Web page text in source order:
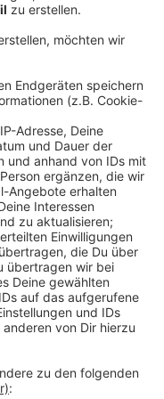
dieses Mal
- trotz Corona. Es
Gruppen und mit
sei
vor allem
gebe es
kommt dabei
das selbständig
Wer beim
sich anmelden. Das
an der